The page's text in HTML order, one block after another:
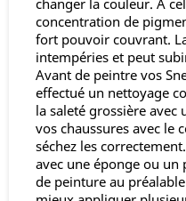
changer la couleur. A
concentration de
fort pouvoir couvrant.
intempéries et peut
Avant de peintre vos
effectué un nettoyage
la saleté grossière avec
vos chaussures avec le
séchez les
avec une éponge ou un
de peinture au